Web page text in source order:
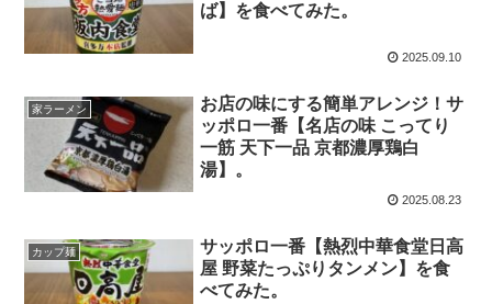
ば】を食べてみた。
2025.09.10
家ラーメン
お店の味にする簡単アレンジ！サ
ッポロ一番【名店の味 こってり
一筋 天下一品 京都濃厚鶏白
湯】。
2025.08.23
カップ麺
サッポロ一番【熱烈中華食堂日高
屋 野菜たっぷりタンメン】を食
べてみた。